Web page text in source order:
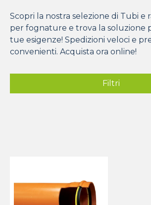
Scopri la nostra selezione di Tubi e
per fognature e trova la soluzione
tue esigenze! Spedizioni veloci e
convenienti. Acquista ora online!
Filtri